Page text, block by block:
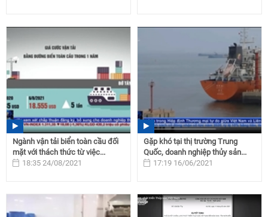
Ngành vận tải biển toàn cầu đối
mặt với thách thức từ việc...
18:35 24/08/2021
Gặp khó tại thị trường Trung
Quốc, doanh nghiệp thủy sản...
17:19 16/06/2021